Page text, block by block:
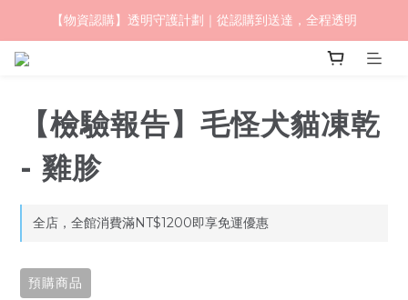
毛怪樂園｜一起改變世界與動物的關係
【物資認購】透明守護計劃｜從認購到送達，全程透明
【檢驗報告】毛怪犬貓凍乾
- 雞胗
全店，全館消費滿NT$1200即享免運優惠
預購商品